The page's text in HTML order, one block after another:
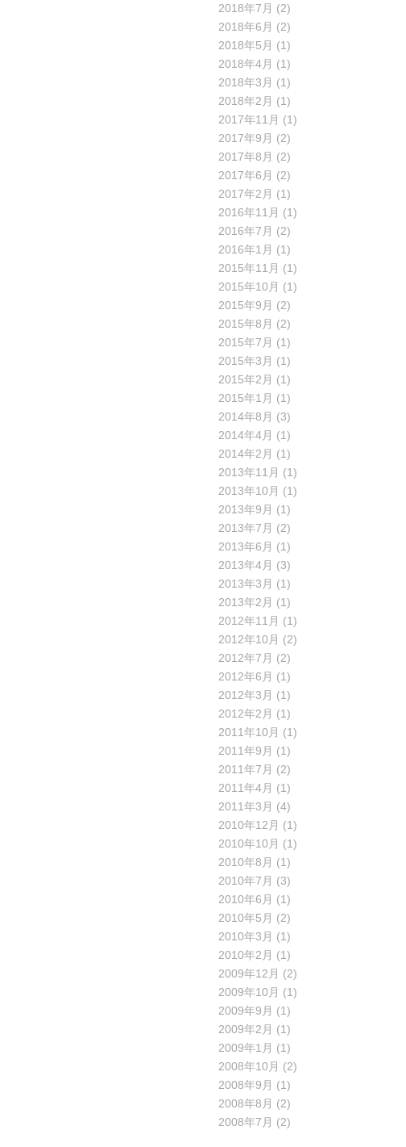
2018年7月 (2)
2018年6月 (2)
2018年5月 (1)
2018年4月 (1)
2018年3月 (1)
2018年2月 (1)
2017年11月 (1)
2017年9月 (2)
2017年8月 (2)
2017年6月 (2)
2017年2月 (1)
2016年11月 (1)
2016年7月 (2)
2016年1月 (1)
2015年11月 (1)
2015年10月 (1)
2015年9月 (2)
2015年8月 (2)
2015年7月 (1)
2015年3月 (1)
2015年2月 (1)
2015年1月 (1)
2014年8月 (3)
2014年4月 (1)
2014年2月 (1)
2013年11月 (1)
2013年10月 (1)
2013年9月 (1)
2013年7月 (2)
2013年6月 (1)
2013年4月 (3)
2013年3月 (1)
2013年2月 (1)
2012年11月 (1)
2012年10月 (2)
2012年7月 (2)
2012年6月 (1)
2012年3月 (1)
2012年2月 (1)
2011年10月 (1)
2011年9月 (1)
2011年7月 (2)
2011年4月 (1)
2011年3月 (4)
2010年12月 (1)
2010年10月 (1)
2010年8月 (1)
2010年7月 (3)
2010年6月 (1)
2010年5月 (2)
2010年3月 (1)
2010年2月 (1)
2009年12月 (2)
2009年10月 (1)
2009年9月 (1)
2009年2月 (1)
2009年1月 (1)
2008年10月 (2)
2008年9月 (1)
2008年8月 (2)
2008年7月 (2)